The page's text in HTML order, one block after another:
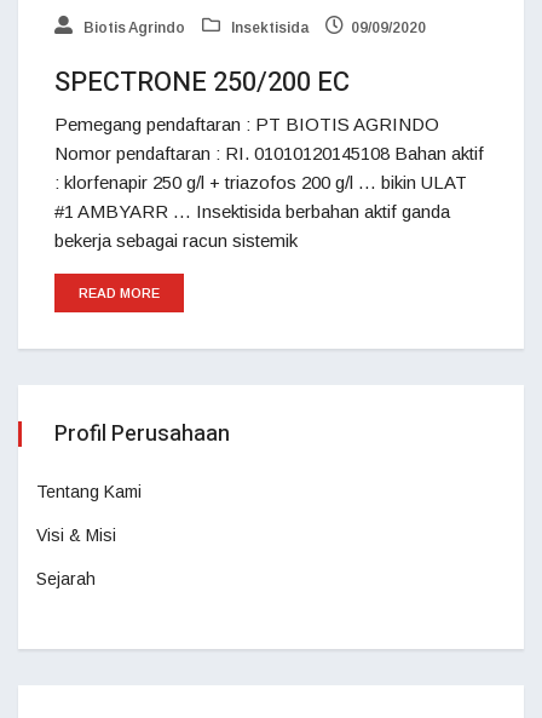
Biotis Agrindo Insektisida 09/09/2020
SPECTRONE 250/200 EC
Pemegang pendaftaran : PT BIOTIS AGRINDO
Nomor pendaftaran : RI. 01010120145108 Bahan aktif
: klorfenapir 250 g/l + triazofos 200 g/l … bikin ULAT
#1 AMBYARR … Insektisida berbahan aktif ganda
bekerja sebagai racun sistemik
READ MORE
Profil Perusahaan
Tentang Kami
Visi & Misi
Sejarah